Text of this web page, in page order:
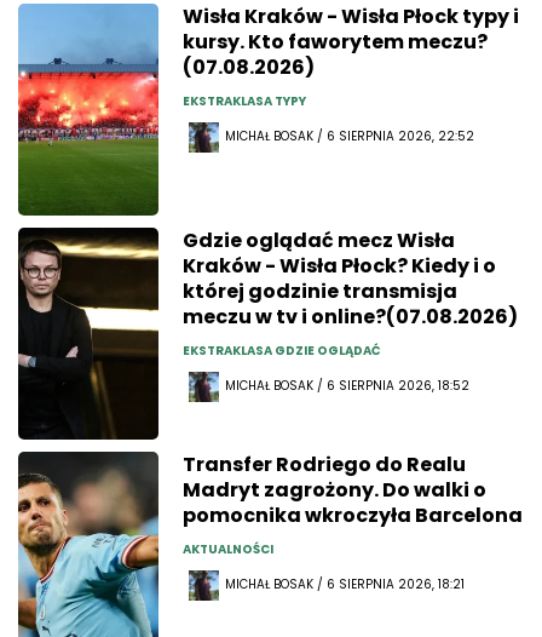
Wisła Kraków - Wisła Płock typy i
kursy. Kto faworytem meczu?
(07.08.2026)
EKSTRAKLASA TYPY
MICHAŁ BOSAK / 6 SIERPNIA 2026, 22:52
Gdzie oglądać mecz Wisła
Kraków - Wisła Płock? Kiedy i o
której godzinie transmisja
meczu w tv i online?(07.08.2026)
EKSTRAKLASA GDZIE OGLĄDAĆ
MICHAŁ BOSAK / 6 SIERPNIA 2026, 18:52
Transfer Rodriego do Realu
Madryt zagrożony. Do walki o
pomocnika wkroczyła Barcelona
AKTUALNOŚCI
MICHAŁ BOSAK / 6 SIERPNIA 2026, 18:21